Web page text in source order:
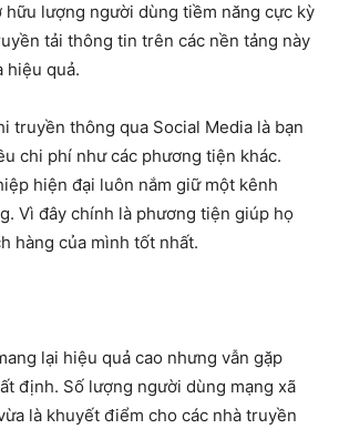
hữu lượng người dùng tiềm năng cực kỳ
tải thông tin trên các nền tảng này
hiệu quả.
truyền thông qua Social Media là bạn
chi phí như các phương tiện khác.
hiện đại luôn nắm giữ một kênh
Vì đây chính là phương tiện giúp họ
hàng của mình tốt nhất.
lại hiệu quả cao nhưng vẫn gặp
định. Số lượng người dùng mạng xã
là khuyết điểm cho các nhà truyền